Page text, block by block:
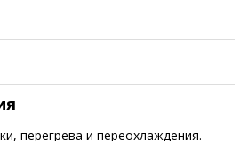
перегрева и переохлаждения.